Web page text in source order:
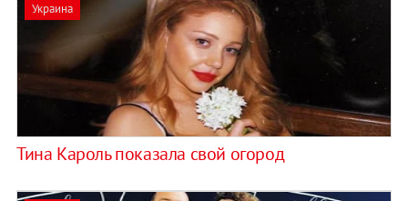
Украина
Тина Кароль показала свой огород